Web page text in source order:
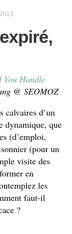
You Handle
@ SEOMOZ
calvaires d’un
dynamique, que
(d’emploi,
(pour un
visite des
en
les
faut-il
?